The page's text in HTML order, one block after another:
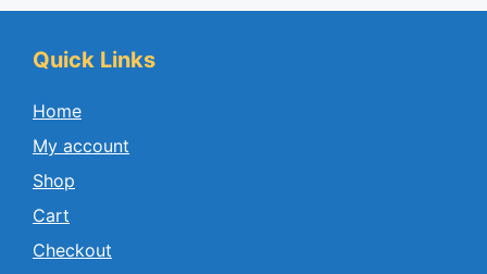
Quick Links
Home
My account
Shop
Cart
Checkout